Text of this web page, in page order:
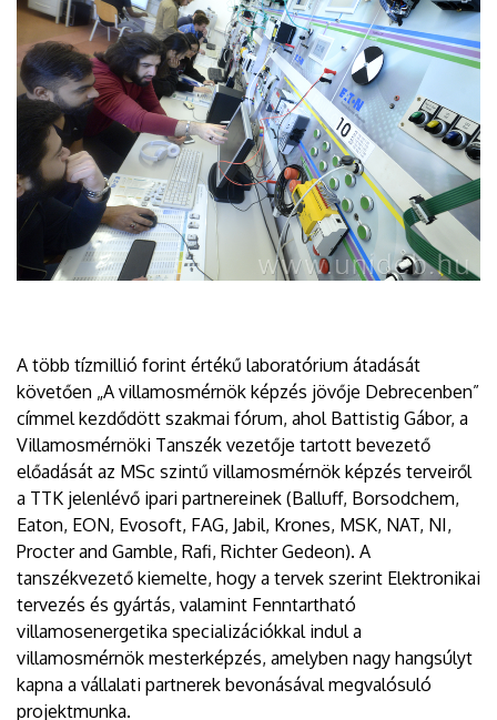
A több tízmillió forint értékű laboratórium átadását
követően „A villamosmérnök képzés jövője Debrecenben”
címmel kezdődött szakmai fórum, ahol Battistig Gábor, a
Villamosmérnöki Tanszék vezetője tartott bevezető
előadását az MSc szintű villamosmérnök képzés terveiről
a TTK jelenlévő ipari partnereinek (Balluff, Borsodchem,
Eaton, EON, Evosoft, FAG, Jabil, Krones, MSK, NAT, NI,
Procter and Gamble, Rafi, Richter Gedeon). A
tanszékvezető kiemelte, hogy a tervek szerint Elektronikai
tervezés és gyártás, valamint Fenntartható
villamosenergetika specializációkkal indul a
villamosmérnök mesterképzés, amelyben nagy hangsúlyt
kapna a vállalati partnerek bevonásával megvalósuló
projektmunka.